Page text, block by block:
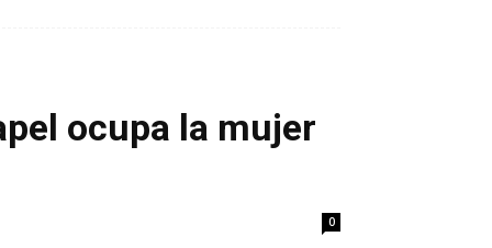
ocupa la mujer
0